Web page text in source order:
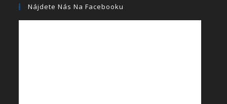
Nájdete Nás Na Facebooku